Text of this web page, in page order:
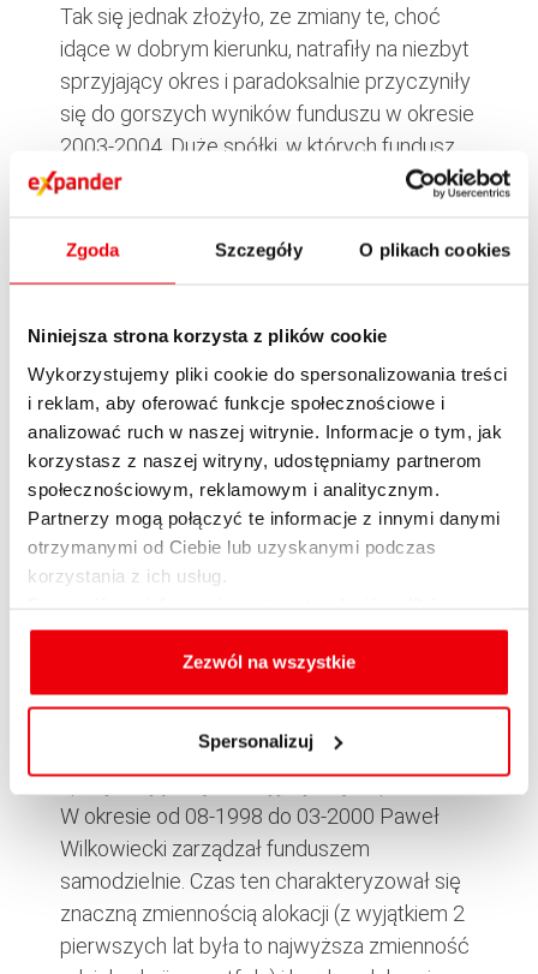
Zgoda Szczegóły O plikach cookies
Niniejsza strona korzysta z plików cookie
Wykorzystujemy pliki cookie do spersonalizowania treści
i reklam, aby oferować funkcje społecznościowe i
analizować ruch w naszej witrynie. Informacje o tym, jak
korzystasz z naszej witryny, udostępniamy partnerom
społecznościowym, reklamowym i analitycznym.
Partnerzy mogą połączyć te informacje z innymi danymi
otrzymanymi od Ciebie lub uzyskanymi podczas
korzystania z ich usług.
cookies, celu i sposobu korzystania z nich przez nas
oraz zmiany ustawień plików cookies a także ich
usuwania z przeglądarki internetowej, znajdują się
Zezwól na wszystkie
Spersonalizuj
Tak się jednak złożyło, ze zmiany te, choć
idące w dobrym kierunku, natrafiły na niezbyt
sprzyjający okres i paradoksalnie przyczyniły
się do gorszych wyników funduszu w okresie
2003-2004. Duże spółki, w których fundusz
ma skupione niemal 90% środków portfela
średniej kapitalizacji (w których konkurenci
ekspozycji na obligacje o stałym
oprocentowaniu z dłuższym terminem do
wykupu spowodowały, że podczas bessy na
rynku obligacji fundusz tracił więcej niż
konkurenci, którzy w większości nadal stosują
bierną politykę inwestycyjną w stosunku do
części dłużnej portfela.
Zespół zarządzający funduszem jest
współzarządza nim od początku 1996 roku,
specjalizując się w akcyjnej części portfela.
W okresie od 08-1998 do 03-2000 Paweł
Wilkowiecki zarządzał funduszem
samodzielnie. Czas ten charakteryzował się
znaczną zmiennością alokacji (z wyjątkiem 2
pierwszych lat była to najwyższa zmienność